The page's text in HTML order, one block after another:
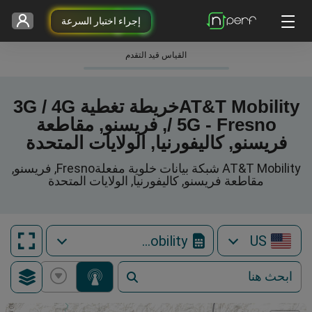
إجراء اختبار السرعة
القياس قيد التقدم
AT&T Mobilityخريطة تغطية 3G / 4G
/ 5G - Fresno, فريسنو, مقاطعة
فريسنو, كاليفورنيا, الولايات المتحدة
AT&T Mobility شبكة بيانات خلوية مفعلةFresno, فريسنو,
مقاطعة فريسنو, كاليفورنيا, الولايات المتحدة
US
AT&T Mobility